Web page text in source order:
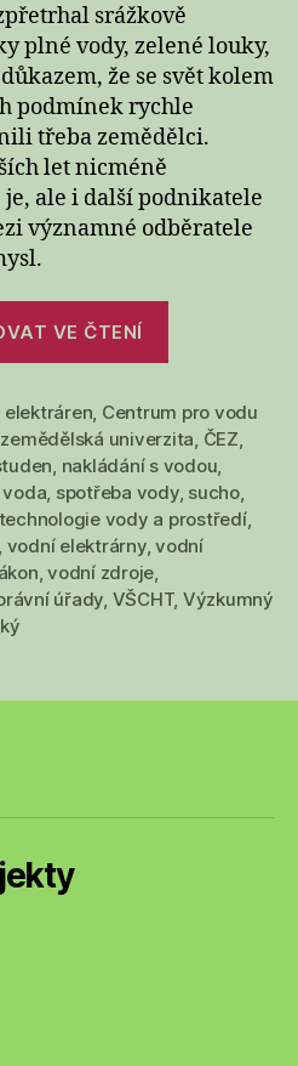
srážkově
plné vody, zelené louky,
že se svět kolem
podmínek rychle
třeba zemědělci.
let nicméně
ale i další podnikatele
významné odběratele
VE ČTENÍ
voda:
problémy
hrozí
papírnám
i
, Centrum pro vodu
univerzita, ČEZ,
, nakládání s vodou,
, spotřeba vody, sucho,
vody a prostředí,
, vodní elektrárny,vodní
,vodní zdroje,
úřady, VŠCHT, Výzkumný